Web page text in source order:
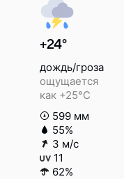
+24°
дождь/гроза
ощущается
как +25°C
599 мм
55%
3 м/с
11
62%